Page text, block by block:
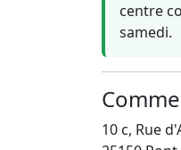
centre
samedi.
10 c, Rue